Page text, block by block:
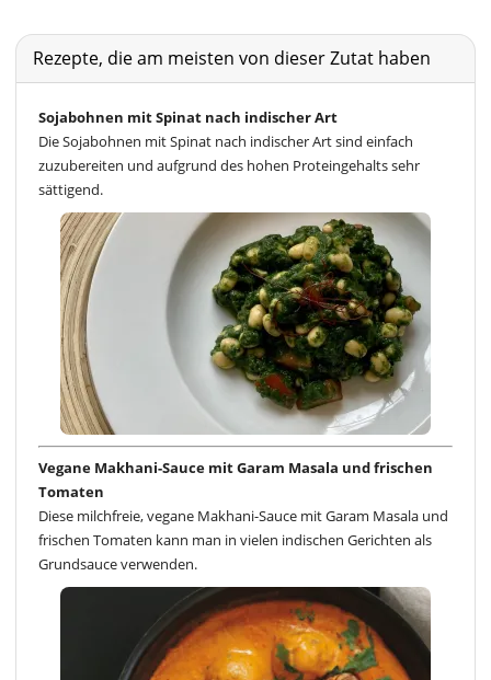
Rezepte, die am meisten von dieser Zutat haben
Sojabohnen mit Spinat nach indischer Art
Die Sojabohnen mit Spinat nach indischer Art sind einfach
zuzubereiten und aufgrund des hohen Proteingehalts sehr
sättigend.
Vegane Makhani-Sauce mit Garam Masala und frischen
Tomaten
Diese milchfreie, vegane Makhani-Sauce mit Garam Masala und
frischen Tomaten kann man in vielen indischen Gerichten als
Grundsauce verwenden.